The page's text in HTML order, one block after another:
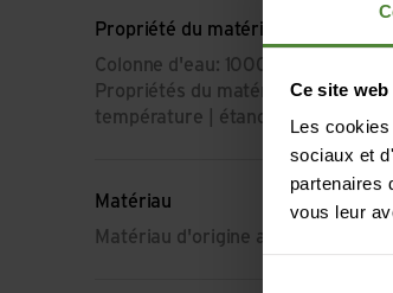
Ce site
Les
sociaux et
partenaires
vous leur
Propriété du matériau
Colonne d'eau: 10000 mm
Propriétés du matériau: respirant
température | étanche à l'eau |
Matériau
Matériau d'origine animale: Pas de